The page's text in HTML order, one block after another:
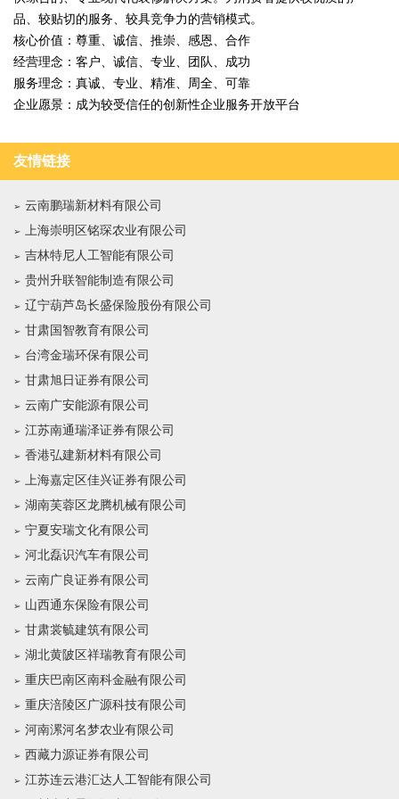
品、较贴切的服务、较具竞争力的营销模式。
核心价值：尊重、诚信、推崇、感恩、合作
经营理念：客户、诚信、专业、团队、成功
服务理念：真诚、专业、精准、周全、可靠
企业愿景：成为较受信任的创新性企业服务开放平台
友情链接
云南鹏瑞新材料有限公司
上海崇明区铭琛农业有限公司
吉林特尼人工智能有限公司
贵州升联智能制造有限公司
辽宁葫芦岛长盛保险股份有限公司
甘肃国智教育有限公司
台湾金瑞环保有限公司
甘肃旭日证券有限公司
云南广安能源有限公司
江苏南通瑞泽证券有限公司
香港弘建新材料有限公司
上海嘉定区佳兴证券有限公司
湖南芙蓉区龙腾机械有限公司
宁夏安瑞文化有限公司
河北磊识汽车有限公司
云南广良证券有限公司
山西通东保险有限公司
甘肃裳毓建筑有限公司
湖北黄陂区祥瑞教育有限公司
重庆巴南区南科金融有限公司
重庆涪陵区广源科技有限公司
河南漯河名梦农业有限公司
西藏力源证券有限公司
江苏连云港汇达人工智能有限公司